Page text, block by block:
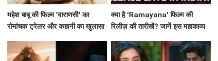
महेश बाबू की फिल्म 'वाराणसी' का
रोमांचक ट्रेलर और कहानी का खुलासा
क्या है 'Ramayana' फिल्म की
रिलीज़ की तारीखें? जानें इस महाकाव्य